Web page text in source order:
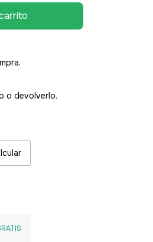
o devolverlo.